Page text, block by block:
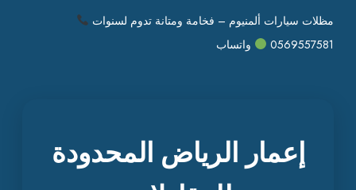
مظلات سيارات ألمنيوم – فخامة ومتانة تدوم لسنوات
0569557581
واتساب
إعمار الرياض المحدودة